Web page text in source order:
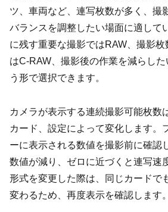
ツ、車両など、連写枚数が多く、撮
バランスを調整したい場面に適して
に残す重要な撮影ではRAW、撮影
はC-RAW、撮影後の作業を減らし
う形で選択できます。
カメラが表示する連続撮影可能枚数
カード、設定によって変化します。
ーに表示される数値を撮影前に確認
数値が減り、ゼロに近づくと連写速
形式を変更した際は、同じカードで
変わるため、再度表示を確認します。